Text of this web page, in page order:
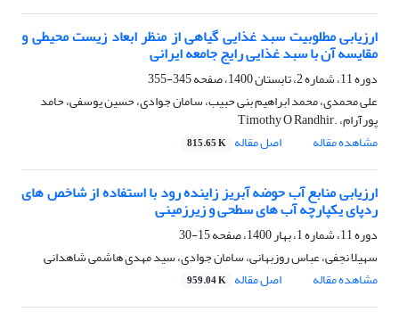
ارزیابی مطلوبیت سبد غذایی گیاهی از منظر ابعاد زیست محیطی و
مقایسه آن با سبد غذایی رایج جامعه ایرانی
دوره 11، شماره 2، تابستان 1400، صفحه
345-355
علی محمدی، محمد ابراهیم بنی حبیب، سامان جوادی، حسین یوسفی، حامد
پورآرام، .Timothy O Randhir
مشاهده مقاله
اصل مقاله 815.65 K
ارزیابی منابع آب حوضه آبریز زاینده رود با استفاده از شاخص های
ردپای یکپارچه آب های سطحی و زیرزمینی
دوره 11، شماره 1، بهار 1400، صفحه
15-30
سهیلا نجفی، عباس روزبهانی، سامان جوادی، سید مهدی هاشمی شاهدانی
مشاهده مقاله
اصل مقاله 959.04 K